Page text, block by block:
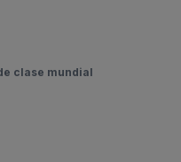
clase mundial